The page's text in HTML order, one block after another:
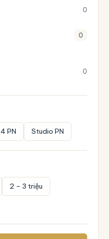
0
0
0
4 PN Studio PN
2 – 3 triệu